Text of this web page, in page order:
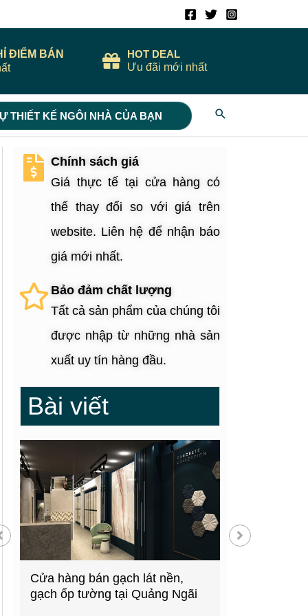
ĐIỂM BÁN
HOT DEAL
Ưu đãi mới nhất
THIẾT KẾ NGÔI NHÀ CỦA BẠN Search
Chính sách giá
Giá thực tế tại cửa hàng có
thể thay đổi so với giá trên
website. Liên hệ để nhận báo
giá mới nhất.
Bảo đảm chất lượng
Tất cả sản phẩm của chúng tôi
được nhập từ những nhà sản
xuất uy tín hàng đầu.
Bài viết
Cửa hàng bán gạch lát nền,
gạch ốp tường tại Quảng Ngãi